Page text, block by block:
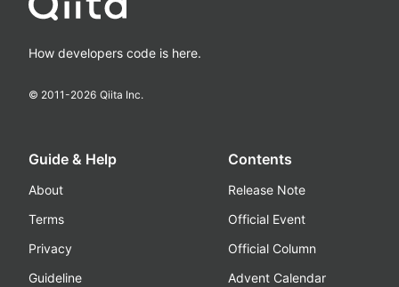
How developers code is here.
© 2011-2026 Qiita Inc.
Guide & Help
About
Terms
Privacy
Guideline
Contents
Release Note
Official Event
Official Column
Advent Calendar